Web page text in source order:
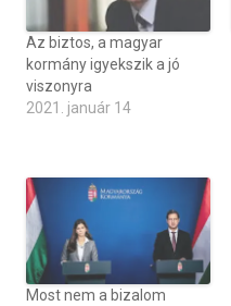
Az biztos, a magyar
kormány igyekszik a jó
viszonyra
2021. január 14
Most nem a bizalom